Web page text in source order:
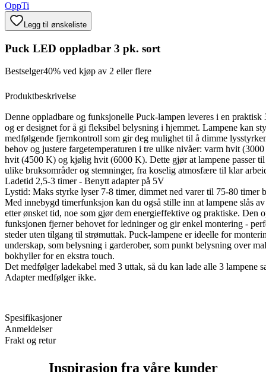
OppTi
Legg til ønskeliste
Puck LED oppladbar 3 pk. sort
Bestselger40% ved kjøp av 2 eller flere
Produktbeskrivelse
Denne oppladbare og funksjonelle Puck-lampen leveres i en praktisk
og er designet for å gi fleksibel belysning i hjemmet. Lampene kan
medfølgende fjernkontroll som gir deg mulighet til å dimme
behov og justere fargetemperaturen i tre ulike nivåer: varm hvit
hvit (4500 K) og kjølig hvit (6000 K). Dette gjør at lampene passer til
ulike bruksområder og stemninger, fra koselig atmosfære til klar
Ladetid 2,5-3 timer - Benytt adapter på 5V
Lystid: Maks styrke lyser 7-8 timer, dimmet ned varer til 75-80 timer
Med innebygd timerfunksjon kan du også stille inn at lampene slås
etter ønsket tid, noe som gjør dem energieffektive og praktiske. Den
funksjonen fjerner behovet for ledninger og gir enkel montering -
steder uten tilgang til strømuttak. Puck-lampene er ideelle for
underskap, som belysning i garderober, som punkt belysning over
bokhyller for en ekstra touch.
Det medfølger ladekabel med 3 uttak, så du kan lade alle 3 lampene
Adapter medfølger ikke.
Spesifikasjoner
Anmeldelser
Frakt og retur
Inspirasjon fra våre kunder